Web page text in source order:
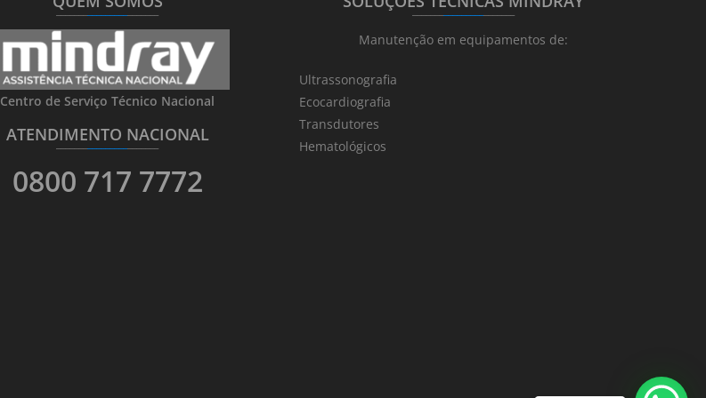
_______________________
Centro de Serviço Técnico Nacional
ATENDIMENTO NACIONAL
_______________________
0800 717 7772
_______________________
Manutenção em equipamentos de:
Ultrassonografia
Ecocardiografia
Transdutores
Hematológicos